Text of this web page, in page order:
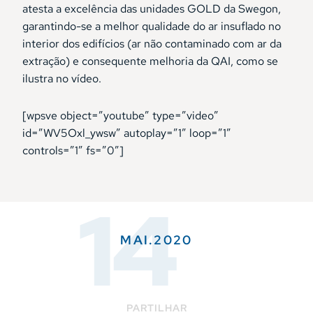
14
MAI.2020
PARTILHAR
atesta a excelência das unidades GOLD da Swegon,
garantindo-se a melhor qualidade do ar insuflado no
interior dos edifícios (ar não contaminado com ar da
extração) e consequente melhoria da QAI, como se
ilustra no vídeo.
[wpsve object=”youtube” type=”video”
id=”WV5Oxl_ywsw” autoplay=”1″ loop=”1″
controls=”1″ fs=”0″]